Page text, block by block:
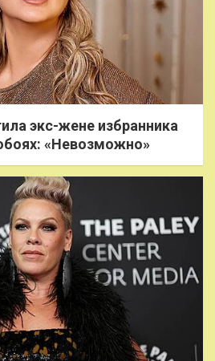
экс-жене избранника
«Невозможно»